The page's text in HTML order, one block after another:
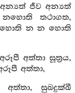
ජීව අන්‍යත්
තථාගත,
හොති න න හොති
අත්තා සූත්‍රය,
අත්තා,
සුඛදුක්ඛී